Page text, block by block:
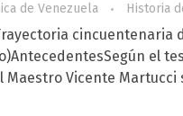
de Venezuela Historia
cincuentenaria
el
Vicente Martucci